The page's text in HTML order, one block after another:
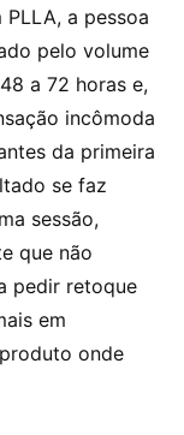
a pessoa
pelo volume
a 72 horas e,
incômoda
da primeira
se faz
sessão,
que não
pedir retoque
em
onde